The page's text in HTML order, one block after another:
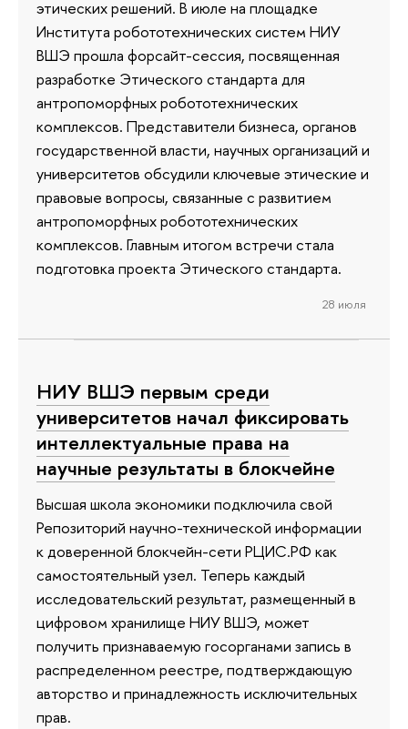
этических решений. В июле на площадке
Института робототехнических систем НИУ
ВШЭ прошла форсайт-сессия, посвященная
разработке Этического стандарта для
антропоморфных робототехнических
комплексов. Представители бизнеса, органов
государственной власти, научных организаций и
университетов обсудили ключевые этические и
правовые вопросы, связанные с развитием
антропоморфных робототехнических
комплексов. Главным итогом встречи стала
подготовка проекта Этического стандарта.
28 июля
НИУ ВШЭ первым среди
университетов начал фиксировать
интеллектуальные права на
научные результаты в блокчейне
Высшая школа экономики подключила свой
Репозиторий научно-технической информации
к доверенной блокчейн-сети РЦИС.РФ как
самостоятельный узел. Теперь каждый
исследовательский результат, размещенный в
цифровом хранилище НИУ ВШЭ, может
получить признаваемую госорганами запись в
распределенном реестре, подтверждающую
авторство и принадлежность исключительных
прав.